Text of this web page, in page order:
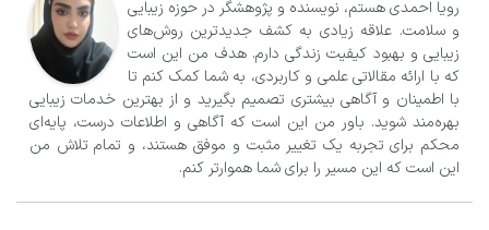
رویا احمدی هستم، نویسنده و پژوهشگر در حوزه زیبایی
و سلامت. علاقه زیادی به کشف جدیدترین روش‌های
زیبایی و بهبود کیفیت زندگی دارم. هدف من این است
که با ارائه مقالاتی علمی و کاربردی، به شما کمک کنم تا
با اطمینان و آگاهی بیشتری تصمیم‌ بگیرید و از بهترین خدمات زیبایی
بهره‌مند شوید. باور من این است که آگاهی و اطلاعات درست، پایه‌ای
محکم برای تجربه یک تغییر مثبت و موفق هستند، و تمام تلاش من
این است که این مسیر را برای شما هموارتر کنم.